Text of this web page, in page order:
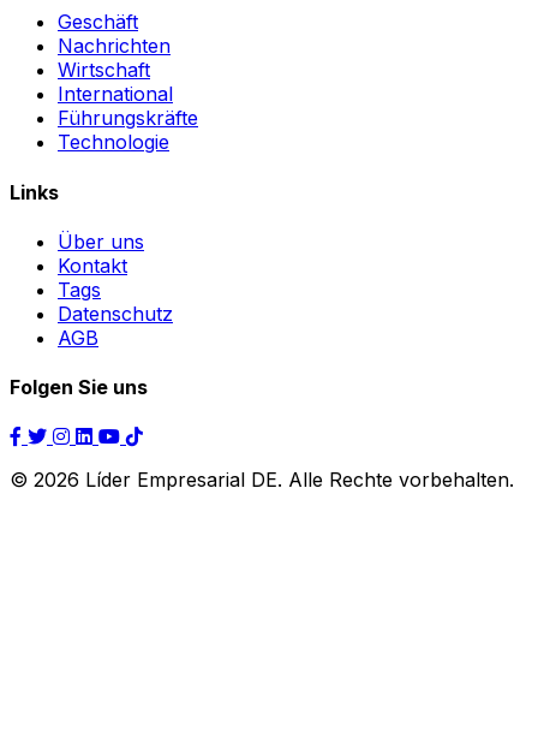
Geschäft
Nachrichten
Wirtschaft
International
Führungskräfte
Technologie
Links
Über uns
Kontakt
Tags
Datenschutz
AGB
Folgen Sie uns
© 2026 Líder Empresarial DE. Alle Rechte vorbehalten.